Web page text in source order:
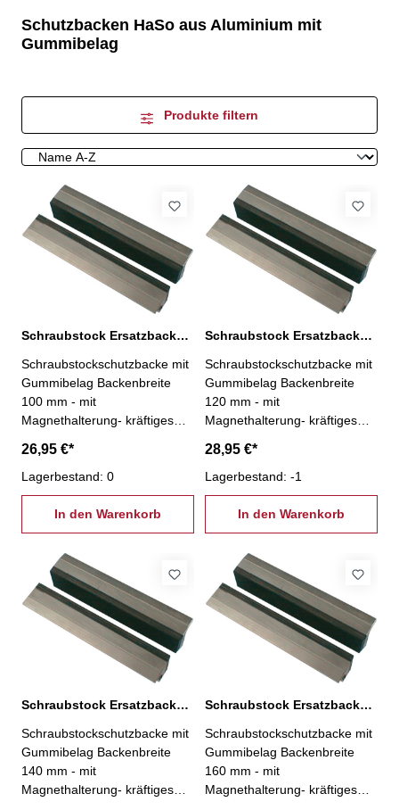
Schutzbacken HaSo aus Aluminium mit
Gummibelag
Produkte filtern
Schraubstock Ersatzbacken, Gummibelag 100 mm
Schraubstockschutzbacke mit
Gummibelag Backenbreite
100 mm - mit
Magnethalterung- kräftiges
zum Spannen von
dünnwandigen Rohren,
Fassondrehteilen, Holz- und
Kuststoffteilen- eingearbeitete
Magnetstreifen halten die
Backen auf dem
Schraubstock- die Legierung
liegt in der Härte zwischen
Kupfer und Blei VE = 1 Paar
26,95 €*
Lagerbestand: 0
In den Warenkorb
Schraubstock Ersatzbacken, Gummibelag 120 mm
Schraubstockschutzbacke mit
Gummibelag Backenbreite
120 mm - mit
Magnethalterung- kräftiges
zum Spannen von
dünnwandigen Rohren,
Fassondrehteilen, Holz- und
Kuststoffteilen- eingearbeitete
Magnetstreifen halten die
Backen auf dem
Schraubstock- die Legierung
liegt in der Härte zwischen
Kupfer und Blei VE = 1 Paar
28,95 €*
Lagerbestand: -1
In den Warenkorb
Schraubstock Ersatzbacken, Gummibelag 140 mm
Schraubstockschutzbacke mit
Gummibelag Backenbreite
140 mm - mit
Magnethalterung- kräftiges
Schraubstock Ersatzbacken, Gummibelag 160 mm
Schraubstockschutzbacke mit
Gummibelag Backenbreite
160 mm - mit
Magnethalterung- kräftiges